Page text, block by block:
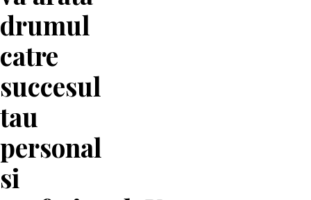
drumul
catre
succesul
tau
personal
si